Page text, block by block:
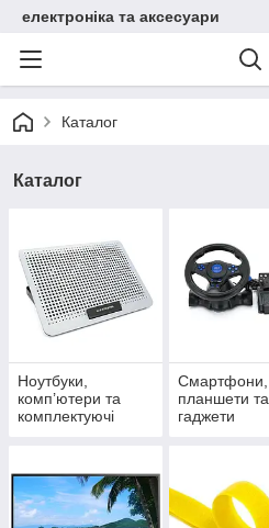
електроніка та аксесуари
Каталог
Каталог
Ноутбуки,
комп’ютери та
комплектуючі
Смартфони,
планшети та
гаджети